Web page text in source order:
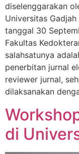
diselenggarakan
Universitas
tanggal 30
Fakultas
salahsatunya
penerbitan jurnal
reviewer jurnal,
dilaksanakan
di